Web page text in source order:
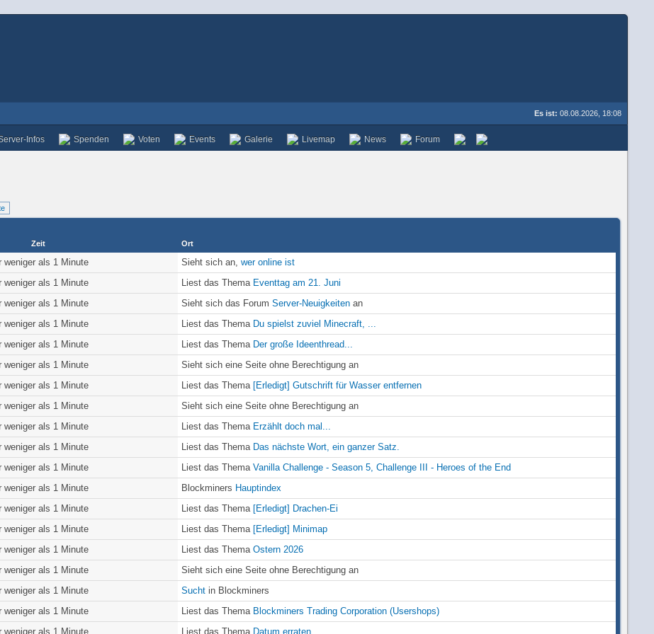
Es ist: 08.08.2026, 18:08
Infos Spenden Voten Events Galerie Livemap News Forum
Zeit Ort
weniger als 1 Minute Sieht sich an, wer online ist
weniger als 1 Minute Liest das Thema Eventtag am 21. Juni
weniger als 1 Minute Sieht sich das Forum Server-Neuigkeiten an
weniger als 1 Minute Liest das Thema Du spielst zuviel Minecraft, ...
weniger als 1 Minute Liest das Thema Der große Ideenthread...
weniger als 1 Minute
Sieht sich eine Seite ohne Berechtigung an
weniger als 1 Minute Liest das Thema [Erledigt] Gutschrift für Wasser entfernen
weniger als 1 Minute
Sieht sich eine Seite ohne Berechtigung an
weniger als 1 Minute Liest das Thema Erzählt doch mal...
weniger als 1 Minute Liest das Thema Das nächste Wort, ein ganzer Satz.
weniger als 1 Minute Liest das Thema Vanilla Challenge - Season 5, Challenge III - Heroes of the End
weniger als 1 Minute Blockminers Hauptindex
weniger als 1 Minute Liest das Thema [Erledigt] Drachen-Ei
weniger als 1 Minute Liest das Thema [Erledigt] Minimap
weniger als 1 Minute Liest das Thema Ostern 2026
weniger als 1 Minute
Sieht sich eine Seite ohne Berechtigung an
weniger als 1 Minute Sucht in Blockminers
weniger als 1 Minute Liest das Thema Blockminers Trading Corporation (Usershops)
weniger als 1 Minute Liest das Thema Datum erraten